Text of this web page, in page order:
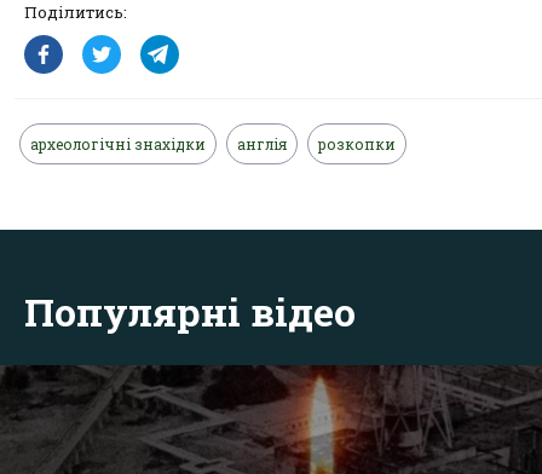
Поділитись:
археологічні знахідки англія розкопки
Популярні відео